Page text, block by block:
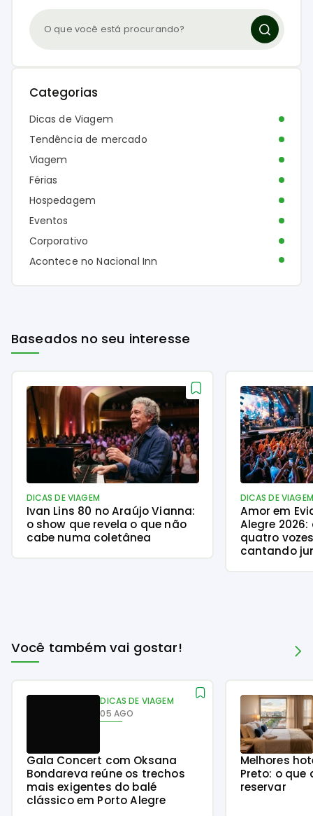
Categorias
Dicas de Viagem
Tendência de mercado
Viagem
Férias
Hospedagem
Eventos
Corporativo
Acontece no Nacional Inn
Baseados no seu interesse
DICAS DE VIAGEM
Ivan Lins 80 no Araújo Vianna:
o show que revela o que não
cabe numa coletânea
DICAS DE VIAGEM
Amor em
Alegre
quatro
cantando
Você também vai gostar!
DICAS DE VIAGEM
05 AGO
Gala Concert com Oksana
Bondareva reúne os trechos
mais exigentes do balé
clássico em Porto Alegre
Melhores
Preto: o
reservar